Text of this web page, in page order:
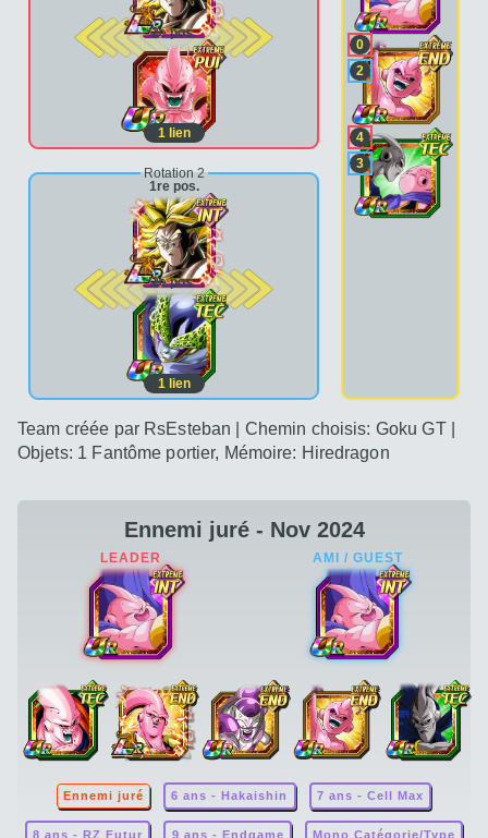
2e pos.
1lien
Rotation 2
1re pos.
2e pos.
1 lien
0
2
4
3
Team créée par RsEsteban | Chemin choisis: Goku GT |
Objets: 1 Fantôme portier, Mémoire: Hiredragon
Ennemi juré - Nov 2024
Ennemi juré 6 ans - Hakaishin 7 ans - Cell Max
8 ans - RZ Futur 9 ans - Endgame Mono Catégorie/Type